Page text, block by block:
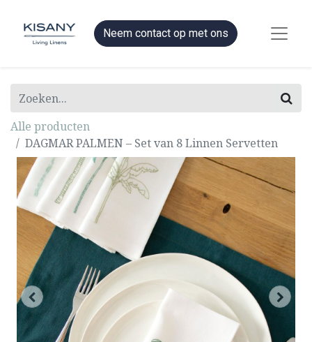
Neem contact op met ons
Alle producten
DAGMAR PALMEN – Set van 8 Linnen Servetten